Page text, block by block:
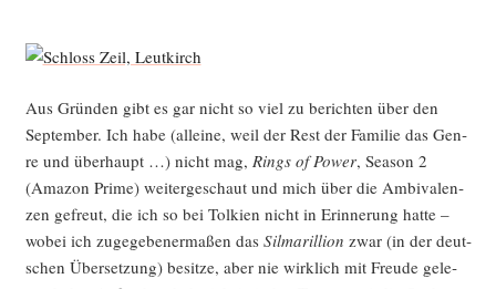
Aus Grün­den gibt es gar nicht so viel zu berich­ten über den
Sep­tem­ber. Ich habe (allei­ne, weil der Rest der Fami­lie das Gen­
re und über­haupt …) nicht mag, Rings of Power, Sea­son 2
(Ama­zon Prime) wei­ter­ge­schaut und mich über die Ambi­va­len­
zen gefreut, die ich so bei Tol­ki­en nicht in Erin­ne­rung hat­te –
wobei ich zuge­ge­be­ner­ma­ßen das Sil­ma­ril­li­on zwar (in der deut­
schen Über­set­zung) besit­ze, aber nie wirk­lich mit Freu­de gele­